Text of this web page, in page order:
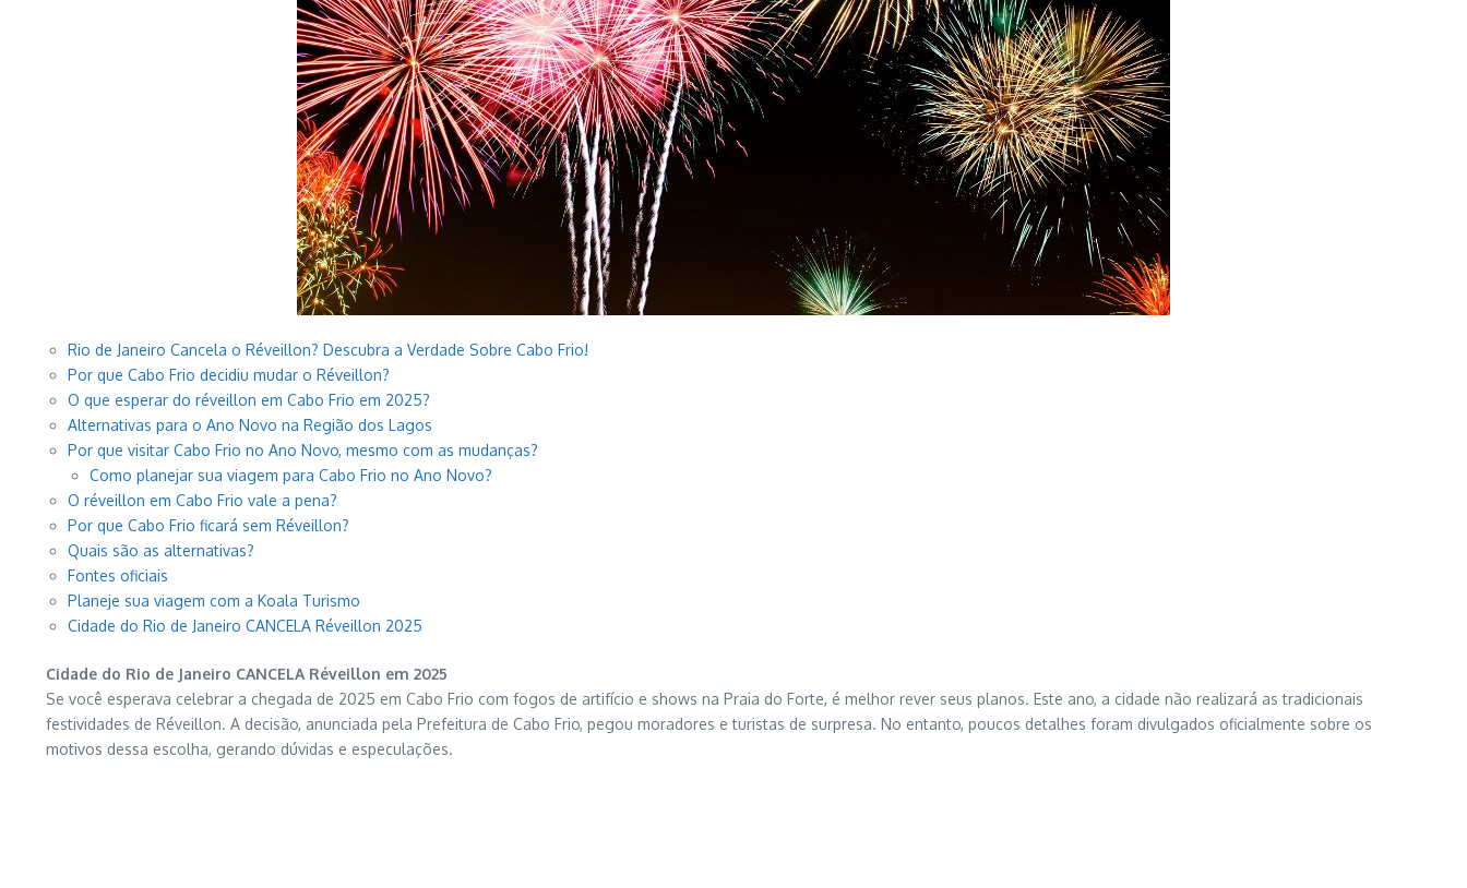
Rio de Janeiro Cancela o Réveillon? Descubra a Verdade Sobre Cabo Frio!
Por que Cabo Frio decidiu mudar o Réveillon?
O que esperar do réveillon em Cabo Frio em 2025?
Alternativas para o Ano Novo na Região dos Lagos
Por que visitar Cabo Frio no Ano Novo, mesmo com as mudanças?
Como planejar sua viagem para Cabo Frio no Ano Novo?
O réveillon em Cabo Frio vale a pena?
Por que Cabo Frio ficará sem Réveillon?
Quais são as alternativas?
Fontes oficiais
Planeje sua viagem com a Koala Turismo
Cidade do Rio de Janeiro CANCELA Réveillon 2025
Cidade do Rio de Janeiro CANCELA Réveillon em 2025
Se você esperava celebrar a chegada de 2025 em Cabo Frio com fogos de artifício e shows na Praia do Forte, é melhor rever seus planos. Este ano, a cidade não realizará as tradicionais
festividades de Réveillon. A decisão, anunciada pela Prefeitura de Cabo Frio, pegou moradores e turistas de surpresa. No entanto, poucos detalhes foram divulgados oficialmente sobre os
motivos dessa escolha, gerando dúvidas e especulações.